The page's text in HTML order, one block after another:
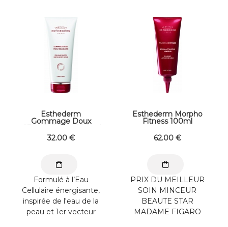
Esthederm
Gommage Doux
d'Eau Cellulaire 200 ml
32.00 €
Formulé à l’Eau
Cellulaire énergisante,
inspirée de l'eau de la
peau et 1er vecteur
Esthederm Morpho
Fitness 100ml
62.00 €
PRIX DU MEILLEUR
SOIN MINCEUR
BEAUTE STAR
MADAME FIGARO